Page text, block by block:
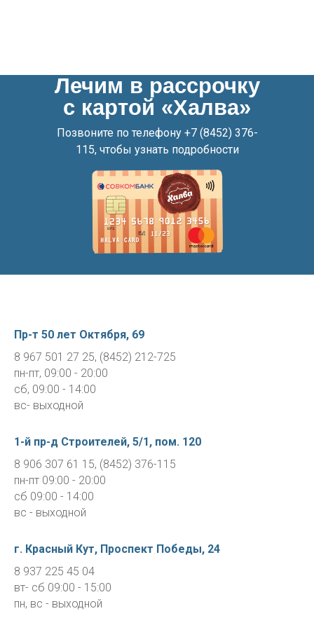
Позвоните по телефону +7 (8452) 376-
115, чтобы узнать подробности
Лечим в рассрочку
с картой «Халва»
Пр-т 50 лет Октября, 69
8 967 501 27 25, (8452) 212-725
пн-пт, 09:00 - 20:00
сб, 09:00 - 14:00
вс- выходной
1-й пр-д Строителей, 5/1, пом. 120
8 906 307 61 15, (8452) 376-115
пн-пт 09:00 - 20:00
сб 09:00 - 14:00
вс - выходной
г. Красный Кут, Проспект Победы, 24
8 937 225 45 04
вт- сб 09:00 - 15:00
пн, вс - выходной